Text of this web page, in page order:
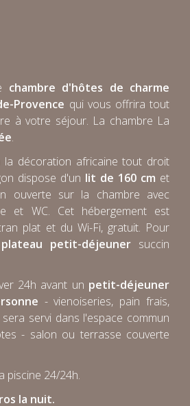
chambre d'hôtes de charme
Provence qui vous offrira tout
à votre séjour. La chambre La
.
la décoration africaine tout droit
dispose d'un lit de 160 cm et
ouverte sur la chambre avec
et WC. Cet hébergement est
plat et du Wi-Fi, gratuit. Pour
plateau petit-déjeuner succin
24h avant un petit-déjeuner
- vienoiseries, pain frais,
servi dans l'espace commun
- salon ou terrasse couverte
piscine 24/24h.
la nuit.